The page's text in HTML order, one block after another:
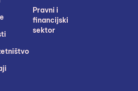
Pravni i
financijski
sektor